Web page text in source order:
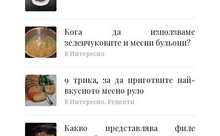
Кога да използваме
зеленчуковите и месни бульони?
В Интересно
9 трика, за да приготвите най-
вкусното месно руло
В Интересно, Рецепти
Какво представлява филе